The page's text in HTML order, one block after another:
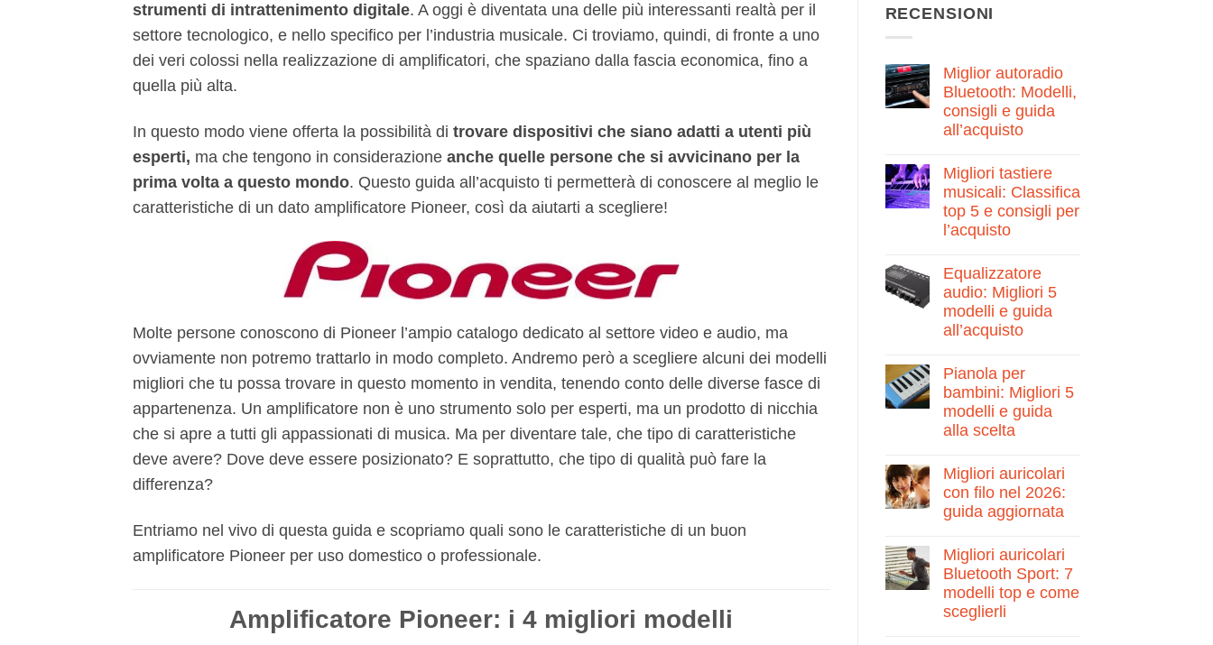
strumenti di intrattenimento digitale. A oggi è diventata una delle più interessanti realtà per il
settore tecnologico, e nello specifico per l’industria musicale. Ci troviamo, quindi, di fronte a uno
dei veri colossi nella realizzazione di amplificatori, che spaziano dalla fascia economica, fino a
quella più alta.
In questo modo viene offerta la possibilità di trovare dispositivi che siano adatti a utenti più
esperti, ma che tengono in considerazione anche quelle persone che si avvicinano per la
prima volta a questo mondo. Questo guida all’acquisto ti permetterà di conoscere al meglio le
caratteristiche di un dato amplificatore Pioneer, così da aiutarti a scegliere!
Molte persone conoscono di Pioneer l’ampio catalogo dedicato al settore video e audio, ma
ovviamente non potremo trattarlo in modo completo. Andremo però a scegliere alcuni dei modelli
migliori che tu possa trovare in questo momento in vendita, tenendo conto delle diverse fasce di
appartenenza. Un amplificatore non è uno strumento solo per esperti, ma un prodotto di nicchia
che si apre a tutti gli appassionati di musica. Ma per diventare tale, che tipo di caratteristiche
deve avere? Dove deve essere posizionato? E soprattutto, che tipo di qualità può fare la
differenza?
Entriamo nel vivo di questa guida e scopriamo quali sono le caratteristiche di un buon
amplificatore Pioneer per uso domestico o professionale.
Amplificatore Pioneer: i 4 migliori modelli
RECENSIONI
Miglior autoradio
Bluetooth: Modelli,
consigli e guida
all’acquisto
su
Miglior
autoradio
Bluetooth:
Modelli,
consigli
all’acquisto
Migliori tastiere
musicali: Classifica
top 5 e consigli per
l’acquisto
su
Migliori
tastiere
musicali:
Classifica
top
consigli
per
l’acquisto
Equalizzatore
audio: Migliori 5
modelli e guida
all’acquisto
su
Equalizzatore
audio:
Migliori
5
modelli
all’acquisto
Pianola per
bambini: Migliori 5
modelli e guida
alla scelta
su
Pianola
per
bambini:
modelli
e
guida
alla
scelta
Migliori auricolari
con filo nel 2026:
guida aggiornata
su
Migliori
auricolari
con
filo
nel
Migliori auricolari
Bluetooth Sport: 7
modelli top e come
sceglierli